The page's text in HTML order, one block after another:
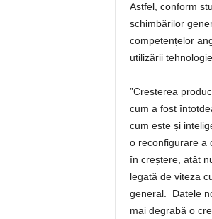
Astfel, conform
schimbărilor
competențelor
utilizării
”Creșterea
cum a fost
cum este și
o reconfigurare a
în creștere, atât
legată de viteza
general. Datele
mai degrabă o